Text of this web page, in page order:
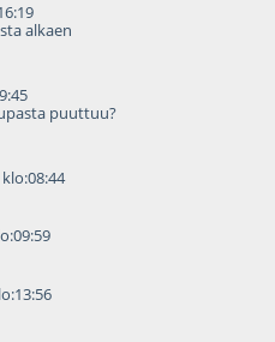
alkaen
puuttuu?
klo:08:44